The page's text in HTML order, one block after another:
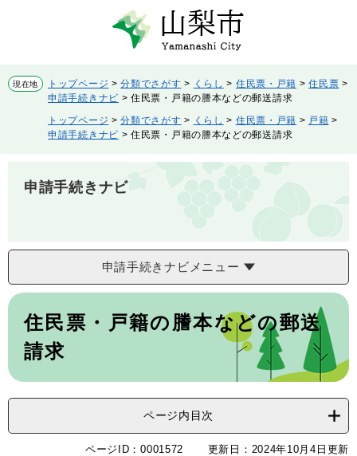
先
頭
を
飛
現在地 トップページ >分類でさがす > くらし > 住民票・戸籍 >住民票 >
申請手続きナビ >住民票・戸籍の謄本などの郵送請求
トップページ >分類でさがす > くらし > 住民票・戸籍 > 戸籍 >
申請手続きナビ >住民票・戸籍の謄本などの郵送請求
申請手続きナビ
申請手続きナビメニュー
本
住民票・戸籍の謄本などの郵送
請求
ページ内目次
ページID：0001572 更新日：2024年10月4日更新